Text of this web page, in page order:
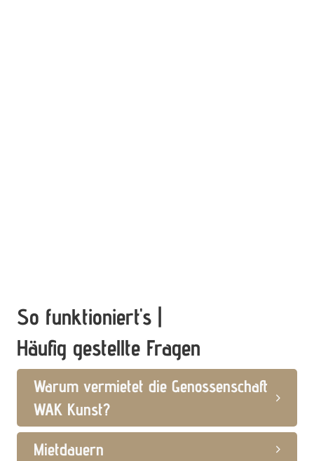
So funktioniert's |
Häufig gestellte Fragen
Warum vermietet die Genossenschaft
WAK Kunst?
Mietdauern